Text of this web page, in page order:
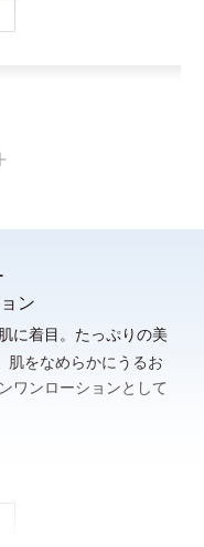
約２cm）をとり、水ま
その後しっかり洗い流
器等の器に適量をとり、水または
ン
に着目。たっぷりの美
肌をなめらかにうるお
ワンローションとして